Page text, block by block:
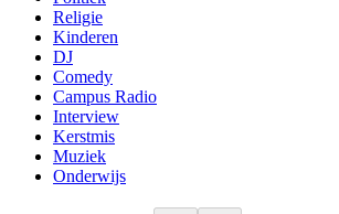
Religie
Kinderen
DJ
Comedy
Campus Radio
Interview
Kerstmis
Muziek
Onderwijs